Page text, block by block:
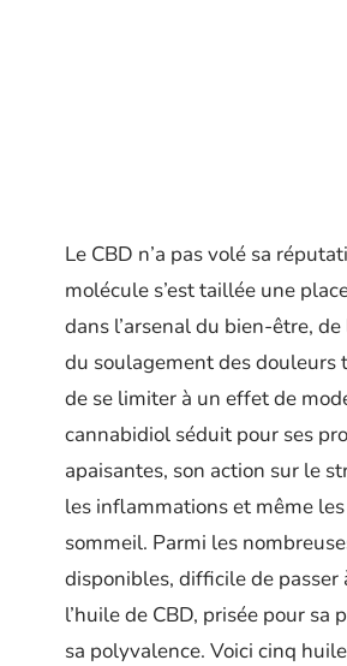
Le CBD n’a pas volé sa
molécule s’est taillée une
dans l’arsenal du bien-être,
du soulagement des douleurs
de se limiter à un effet de
cannabidiol séduit pour ses
apaisantes, son action sur le
les inflammations et même
sommeil. Parmi les
disponibles, difficile de passer
l’huile de CBD, prisée pour sa
sa polyvalence. Voici cinq